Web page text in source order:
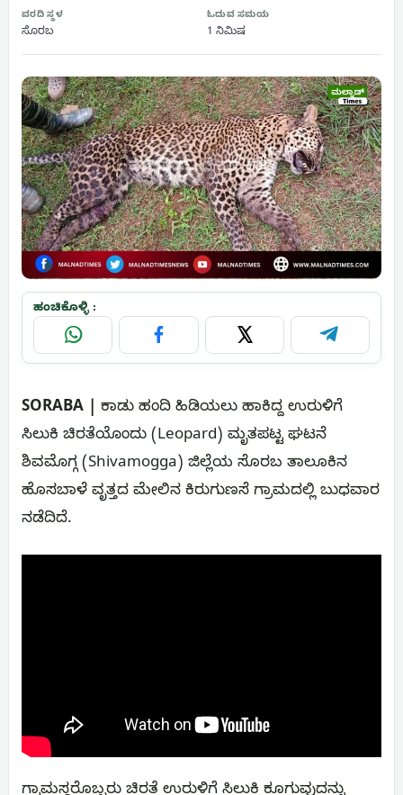
ವರದಿ ಸ್ಥಳ
ಸೊರಬ
ಓದುವ ಸಮಯ
1 ನಿಮಿಷ
ಹಂಚಿಕೊಳ್ಳಿ :
WhatsApp Facebook X Telegram
SORABA |
ಕಾಡು ಹಂದಿ ಹಿಡಿಯಲು ಹಾಕಿದ್ದ ಉರುಳಿಗೆ
ಸಿಲುಕಿ ಚಿರತೆಯೊಂದು (Leopard) ಮೃತಪಟ್ಟ ಘಟನೆ
ಶಿವಮೊಗ್ಗ (Shivamogga) ಜಿಲ್ಲೆಯ ಸೊರಬ ತಾಲೂಕಿನ
ಹೊಸಬಾಳೆ ವೃತ್ತದ ಮೇಲಿನ ಕಿರುಗುಣಸೆ ಗ್ರಾಮದಲ್ಲಿ ಬುಧವಾರ
ನಡೆದಿದೆ.